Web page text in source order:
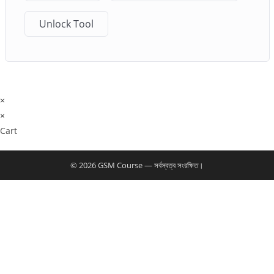
Unlock Tool
×
×
Cart
© 2026 GSM Course — সর্বস্বত্ব সংরক্ষিত।